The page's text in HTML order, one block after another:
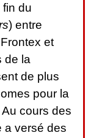
fin du
) entre
et
de la
de plus
pour la
cours des
a versé des